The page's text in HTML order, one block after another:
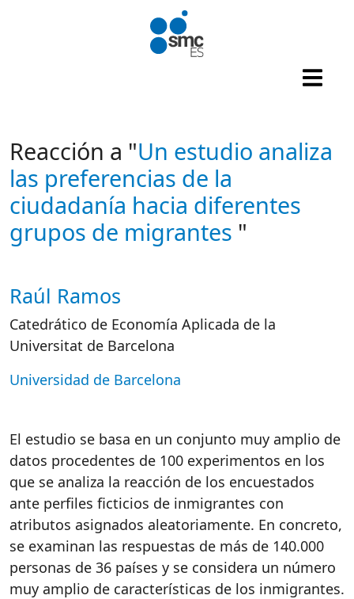
Pasar al contenido principal
Reacción a "Un estudio analiza
las preferencias de la
ciudadanía hacia diferentes
grupos de migrantes "
Autor/es reacciones
Raúl Ramos
Catedrático de Economía Aplicada de la
Universitat de Barcelona
Universidad de Barcelona
El estudio se basa en un conjunto muy amplio de
datos procedentes de 100 experimentos en los
que se analiza la reacción de los encuestados
ante perfiles ficticios de inmigrantes con
atributos asignados aleatoriamente. En concreto,
se examinan las respuestas de más de 140.000
personas de 36 países y se considera un número
muy amplio de características de los inmigrantes.